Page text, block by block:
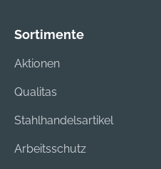
Sortimente
Aktionen
Qualitas
Stahlhandelsartikel
Arbeitsschutz